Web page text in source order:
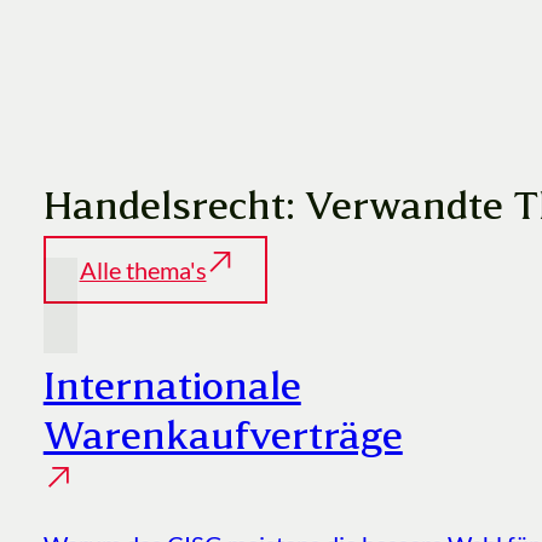
Handelsrecht: Verwandte
Alle thema's
Internationale
Warenkaufverträge